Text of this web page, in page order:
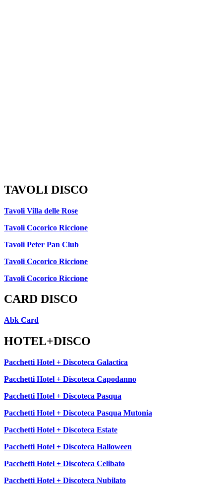
TAVOLI DISCO
Tavoli Villa delle Rose
Tavoli Cocorico Riccione
Tavoli Peter Pan Club
Tavoli Cocorico Riccione
Tavoli Cocorico Riccione
CARD DISCO
Abk Card
HOTEL+DISCO
Pacchetti Hotel + Discoteca Galactica
Pacchetti Hotel + Discoteca Capodanno
Pacchetti Hotel + Discoteca Pasqua
Pacchetti Hotel + Discoteca Pasqua Mutonia
Pacchetti Hotel + Discoteca Estate
Pacchetti Hotel + Discoteca Halloween
Pacchetti Hotel + Discoteca Celibato
Pacchetti Hotel + Discoteca Nubilato